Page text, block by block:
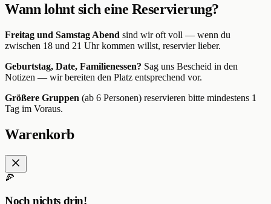
Wann lohnt sich eine Reservierung?
Freitag und Samstag Abend sind wir oft voll — wenn du
zwischen 18 und 21 Uhr kommen willst, reservier lieber.
Geburtstag, Date, Familienessen? Sag uns Bescheid in den
Notizen — wir bereiten den Platz entsprechend vor.
Größere Gruppen (ab 6 Personen) reservieren bitte mindestens 1
Tag im Voraus.
Warenkorb
🍕
Noch nichts drin!